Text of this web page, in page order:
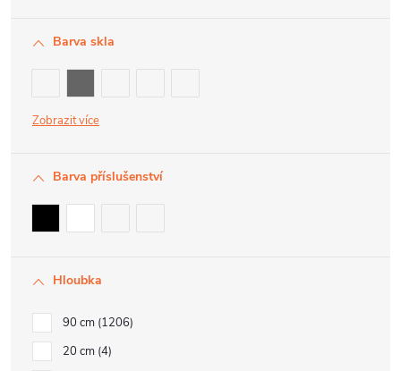
Barva skla
Zobrazit
Barva příslušenství
Hloubka
90 cm 1206
20 cm 4